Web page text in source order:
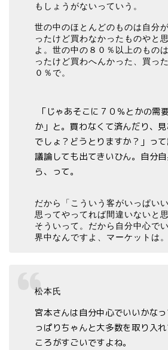
もしょうがないっていう。
世の中のほとんどのものは自分
ったけど買わなかったものやと
よ。世の中の８０％以上のもの
ったけど買わへんかった、買っ
０％で。
「じゃあそこに７０％とかの需
か」と。買わなくて済んだり、
でしょ？どうとりますか？」っ
議論しても出てきいひん。自分
ら、って。
だから「こういう客がいっぱい
思ってやってれば間違いないと
そういって。だから自分中心で
界中なんですよ、マーケットは。
松本氏
宮本さんは自分中心でいいかな
っぱりちゃんと大多数を取り入
ころがすごいですよね。